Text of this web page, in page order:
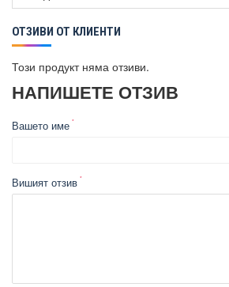
ОТЗИВИ ОТ КЛИЕНТИ
Този продукт няма отзиви.
НАПИШЕТЕ ОТЗИВ
Вашето име
Вишият отзив